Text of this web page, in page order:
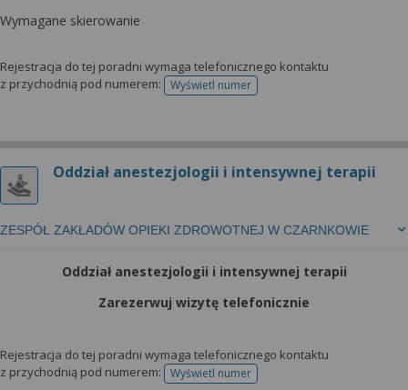
Wymagane skierowanie
Rejestracja do tej poradni wymaga telefonicznego kontaktu
z przychodnią pod numerem:
Wyświetl numertelefonu do rejestracji
Oddział anestezjologii i intensywnej terapii
ZESPÓŁ ZAKŁADÓW OPIEKI ZDROWOTNEJ W CZARNKOWIE
Oddział anestezjologii i intensywnej terapii
Zarezerwuj wizytę telefonicznie
Rejestracja do tej poradni wymaga telefonicznego kontaktu
z przychodnią pod numerem:
Wyświetl numertelefonu do rejestracji